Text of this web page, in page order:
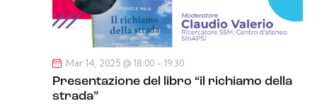
Presentazione del libro “il richiamo della
strada”
Mar 14, 2025 @ 18:00 - 19:30